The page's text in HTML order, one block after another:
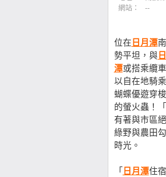
網站：
--
位在 日月潭
勢平坦，與
潭或搭乘纜
以自在地騎
蝴蝶優遊穿
的螢火蟲！「
有著與市區
綠野與農田
時光。
「 日月潭住